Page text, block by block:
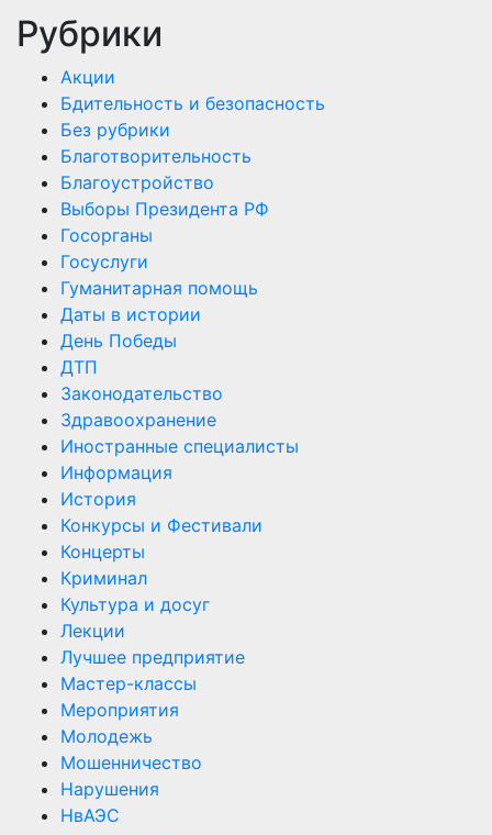
Рубрики
Акции
Бдительность и безопасность
Без рубрики
Благотворительность
Благоустройство
Выборы Президента РФ
Госорганы
Госуслуги
Гуманитарная помощь
Даты в истории
День Победы
ДТП
Законодательство
Здравоохранение
Иностранные специалисты
Информация
История
Конкурсы и Фестивали
Концерты
Криминал
Культура и досуг
Лекции
Лучшее предприятие
Мастер-классы
Мероприятия
Молодежь
Мошенничество
Нарушения
НвАЭС